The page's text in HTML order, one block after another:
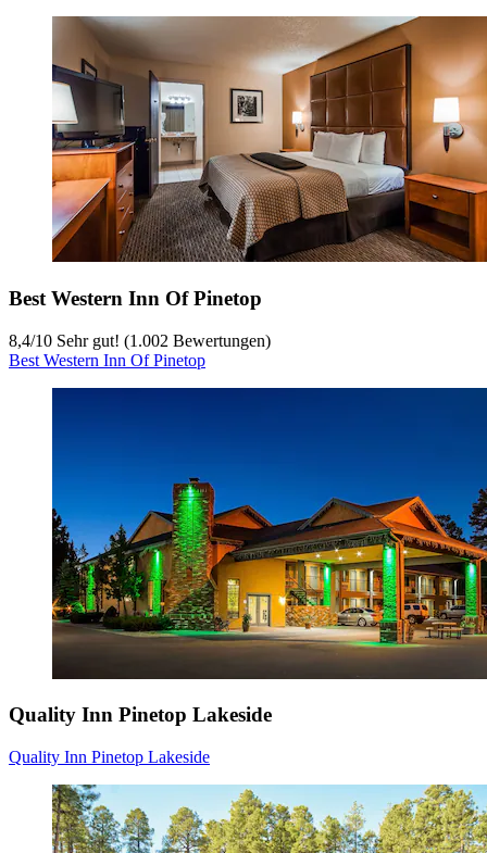
Best Western Inn Of Pinetop
8,4/10 Sehr gut! (1.002 Bewertungen)
Best Western Inn Of Pinetop
Quality Inn Pinetop Lakeside
Quality Inn Pinetop Lakeside